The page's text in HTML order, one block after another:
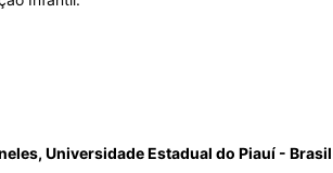
Universidade Estadual do Piauí - Brasil